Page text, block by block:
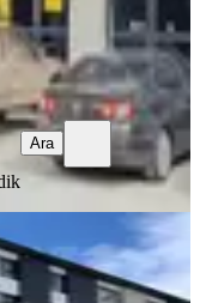
Ara
Cadde Üzeri